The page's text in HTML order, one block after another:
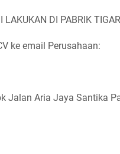
LAKUKAN DI PABRIK
ke email Perusahaan:
Jalan Aria Jaya Santika